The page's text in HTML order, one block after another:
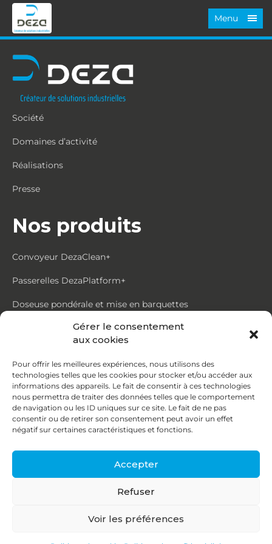
Gérer le consentement
aux cookies
Pour offrir les meilleures expériences, nous utilisons des
technologies telles que les cookies pour stocker et/ou accéder aux
informations des appareils. Le fait de consentir à ces technologies
nous permettra de traiter des données telles que le comportement
de navigation ou les ID uniques sur ce site. Le fait de ne pas
consentir ou de retirer son consentement peut avoir un effet
négatif sur certaines caractéristiques et fonctions.
Accepter
Refuser
Voir les préférences
Menu
Société
Domaines d’activité
Réalisations
Presse
Nos produits
Convoyeur DezaClean+
Passerelles DezaPlatform+
Doseuse pondérale et mise en barquettes
Trémie mouvante DezaMouv+
Contact
87, rue du Ruisseau
38070 St Quentin Fallavier
contact@deza.fr